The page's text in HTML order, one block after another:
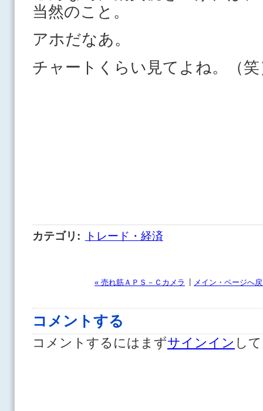
当然のこと。
アホだなあ。
チャートくらい見てよね。（
カテゴリ : トレード・経済
« 売れ筋ＡＰＳ－Ｃカメラ メイン・ページへ
コメントする
コメントするにはまずサインイン し